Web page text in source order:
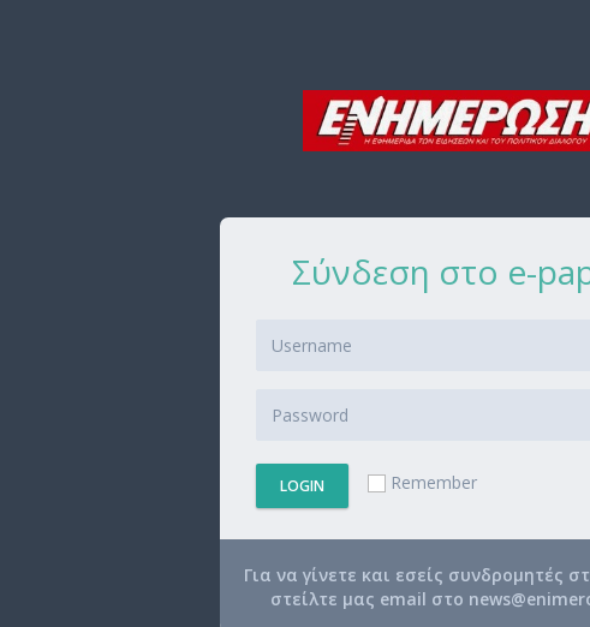
Σύνδεση στο e-
LOGIN Remember
Για να γίνετε και εσείς συνδρομητές
στείλτε μας email στο